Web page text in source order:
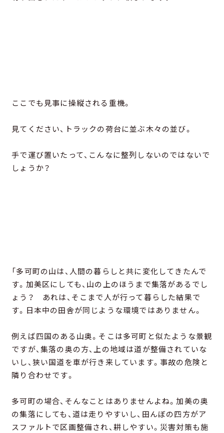
ここでも見事に操縦される重機。
見てください、トラックの荷台に並ぶ木々の並び。
手で運び置いたって、こんなに整列しないのではないで
しょうか？
「多可町の山は、人間の暮らしと共に変化してきたんで
す。加美区にしても、山の上のほうまで集落があるでし
ょう？ あれは、そこまで人が行って暮らした結果で
す。日本中の田舎が同じような環境ではありません。
例えば四国のある山奥。そこは多可町と似たような景観
ですが、集落の奥の方、上の地域は道が整備されていな
いし、狭い国道を車が行き来しています。事故の危険と
隣り合わせです。
多可町の場合、そんなことはありませんよね。加美の奥
の集落にしても、道は走りやすいし、田んぼの四方がア
スファルトで区画整備され、耕しやすい。災害対策も施